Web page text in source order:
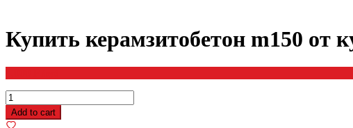
Купить керамзитобетон m150 от
Керамзитобетон
M150
quantity
Add to cart